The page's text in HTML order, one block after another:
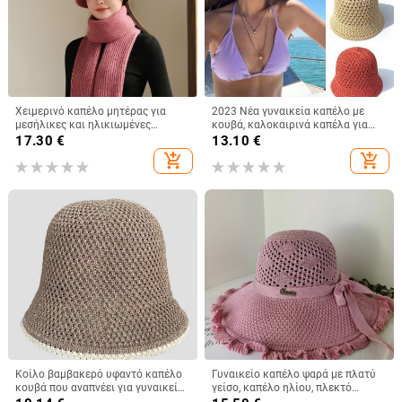
Χειμερινό καπέλο μητέρας για
μεσήλικες και ηλικιωμένες
γυναίκες, πλεκτό από γούνα
κουνελιού, ανθεκτικό στο κρύο,
ζεστό, μάλλινο καπέλο και
17.30 €
add_shopping_cart
2023 Νέα γυναικεία καπέλο με
κουβά, καλοκαιρινά καπέλα για
γυναικεία ψάθινα καπέλα
παραλίας Κορεατικού στυλ μόδας
καπέλο ψαρά
13.10 €
add_shopping_cart
Κοίλο βαμβακερό υφαντό καπέλο
κουβά που αναπνέει για γυναικεία
Γυναικείο καπέλο ψαρά με πλατύ
γείσο, καπέλο ηλίου, πλεκτό